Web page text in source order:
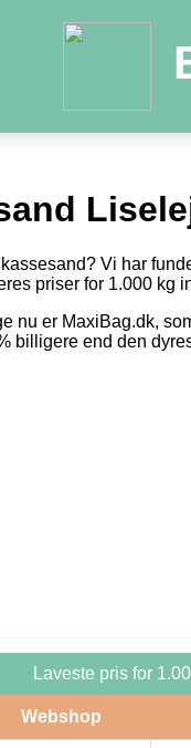
Vi har
priser for 1.000 kg
nu er MaxiBag.dk,
billigere end den
Laveste pris for
Webshop